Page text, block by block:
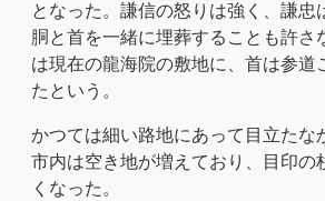
となった。謙信の怒りは強く、謙忠
胴と首を一緒に埋葬することも許さ
は現在の龍海院の敷地に、首は参道
たという。
かつては細い路地にあって目立たな
市内は空き地が増えており、目印の
くなった。